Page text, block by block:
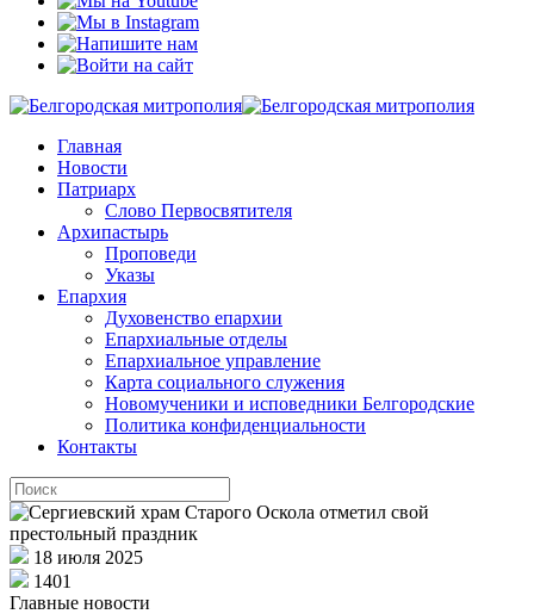
Главная
Новости
Патриарх
Слово Первосвятителя
Архипастырь
Проповеди
Указы
Епархия
Духовенство епархии
Епархиальные отделы
Епархиальное управление
Карта социального служения
Новомученики и исповедники Белгородские
Политика конфиденциальности
Контакты
18 июля 2025
1401
Главные новости